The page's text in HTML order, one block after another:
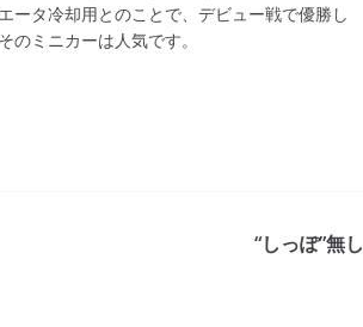
ータ冷却用とのことで、デビュー戦で優勝し
ミニカーは人気です。
“しっぽ”無し